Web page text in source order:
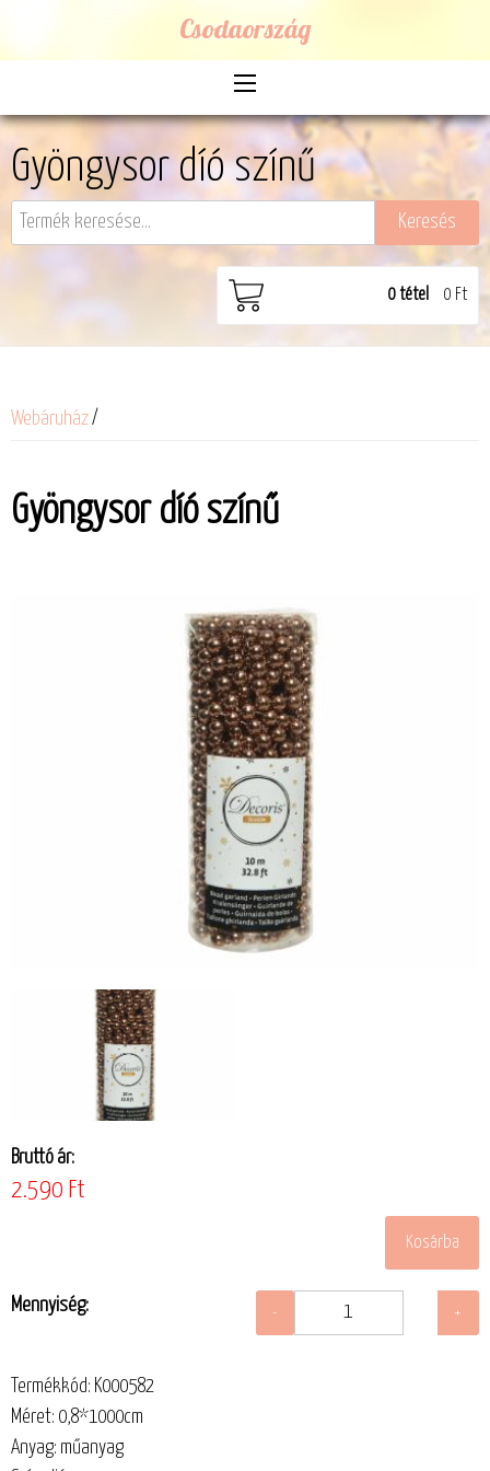
Csodaország
Gyöngysor díó színű
0tétel 0 Ft
Webáruház/
Gyöngysor díó színű
Bruttó ár:
2.590 Ft
Mennyiség:
Termékkód: K000582
Méret: 0,8*1000cm
Anyag: műanyag